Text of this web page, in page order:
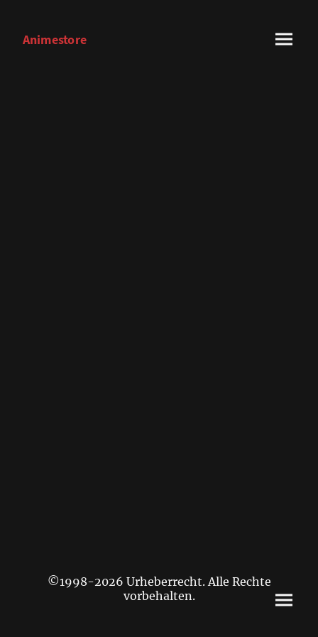
Animestore
©1998-2026 Urheberrecht. Alle Rechte
vorbehalten.